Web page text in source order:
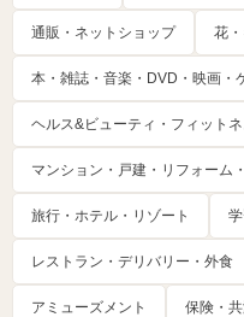
通販・ネットショップ 花
本・雑誌・音楽・DVD・映画・
ヘルス&ビューティ・フィット
マンション・戸建・リフォーム
旅行・ホテル・リゾート
レストラン・デリバリー・外食
アミューズメント 保険・